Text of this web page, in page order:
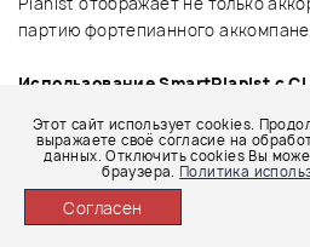
Этот сайт использует cookies.
выражаете своё согласие на
данных. Отключить cookies Вы
браузера. Политика
Согласен
партию фортепианного
Использование SmartPianist с
1. Убедитесь что версия
600
Узнайте подробности о версии
Для информации посмотрите PDF